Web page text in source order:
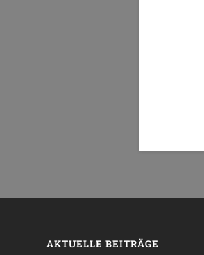
AKTUELLE BEITRÄGE